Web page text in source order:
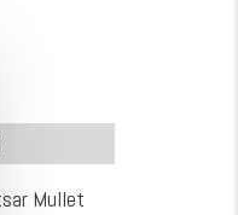
Mullet